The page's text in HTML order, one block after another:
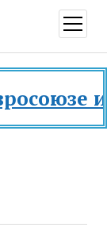
меню
и